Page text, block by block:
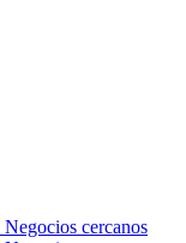
Negocios cercanos